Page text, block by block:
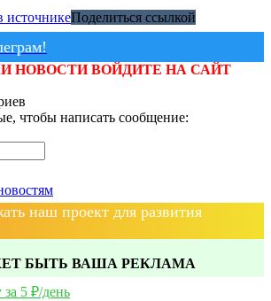
источникеПоделиться ссылкой
НОВОСТИ ВОЙДИТЕ НА САЙТ
чтобы написать сообщение:
наш проект для развития
БЫТЬ ВАША РЕКЛАМА
за 5 ₽/день